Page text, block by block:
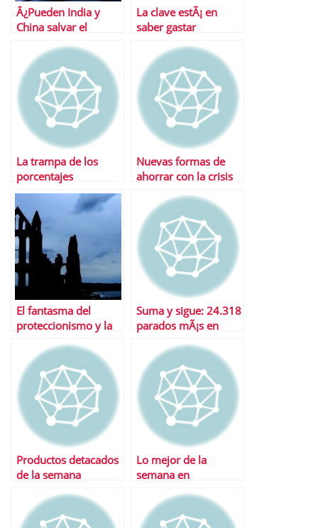
Â¿Pueden India y
China salvar el
La clave estÃ¡ en
saber gastar
La trampa de los
porcentajes
Nuevas formas de
ahorrar con la crisis
El fantasma del
proteccionismo y la
guerra de divisas
Suma y sigue: 24.318
parados mÃ¡s en
noviembre
Productos detacados
de la semana
Lo mejor de la
semana en
Financialred